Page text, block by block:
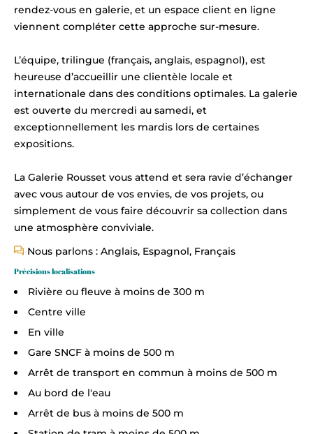
rendez-vous en galerie, et un espace client en ligne
viennent compléter cette approche sur-mesure.
L’équipe, trilingue (français, anglais, espagnol), est
heureuse d’accueillir une clientèle locale et
internationale dans des conditions optimales. La galerie
est ouverte du mercredi au samedi, et
exceptionnellement les mardis lors de certaines
expositions.
La Galerie Rousset vous attend et sera ravie d’échanger
avec vous autour de vos envies, de vos projets, ou
simplement de vous faire découvrir sa collection dans
une atmosphère conviviale.
Nous parlons : Anglais, Espagnol, Français
Précisions localisations
Rivière ou fleuve à moins de 300 m
Centre ville
En ville
Gare SNCF à moins de 500 m
Arrêt de transport en commun à moins de 500 m
Au bord de l'eau
Arrêt de bus à moins de 500 m